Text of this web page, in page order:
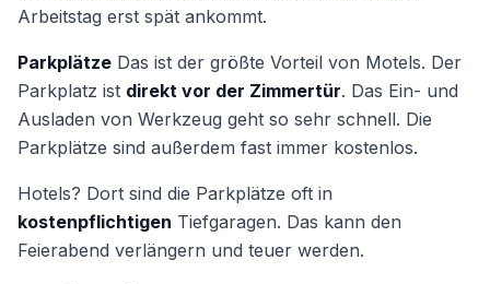
Arbeitstag erst spät ankommt.
Parkplätze Das ist der größte Vorteil von Motels. Der
Parkplatz ist direkt vor der Zimmertür. Das Ein- und
Ausladen von Werkzeug geht so sehr schnell. Die
Parkplätze sind außerdem fast immer kostenlos.
Hotels? Dort sind die Parkplätze oft in
kostenpflichtigen Tiefgaragen. Das kann den
Feierabend verlängern und teuer werden.